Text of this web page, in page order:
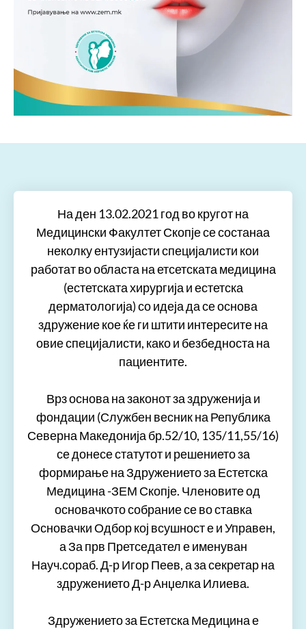
На ден 13.02.2021 год во кругот на
Медицински Факултет Скопје се состанаа
неколку ентузијасти специјалисти кои
работат во областа на етсетската медицина
(естетската хирургија и естетска
дерматологија) со идеја да се основа
здружение кое ќе ги штити интересите на
овие специјалисти, како и безбедноста на
пациентите.
Врз основа на законот за здруженија и
фондации (Службен весник на Република
Северна Македонија бр.52/10, 135/11,55/16)
се донесе статутот и решението за
формирање на Здружението за Естетска
Медицина -ЗЕМ Скопје. Членовите од
основачкото собрание се во ставка
Основачки Одбор кој всушност е и Управен,
а За прв Претседател е именуван
Науч.сораб. Д-р Игор Пеев, а за секретар на
здружението Д-р Анџелка Илиева.
Здружението за Естетска Медицина е